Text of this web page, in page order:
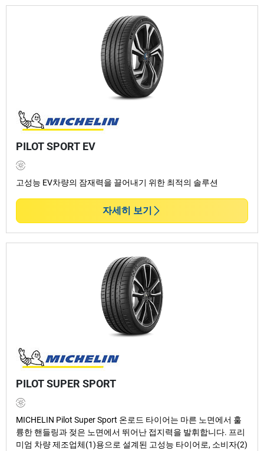
PILOT SPORT EV
고성능 EV차량의 잠재력을 끌어내기 위한 최적의 솔루션
자세히 보기
PILOT SUPER SPORT
MICHELIN Pilot Super Sport 온로드 타이어는 마른 노면에서 훌
륭한 핸들링과 젖은 노면에서 뛰어난 접지력을 발휘합니다. 프리
미엄 차량 제조업체(1)용으로 설계된 고성능 타이어로, 소비자(2)